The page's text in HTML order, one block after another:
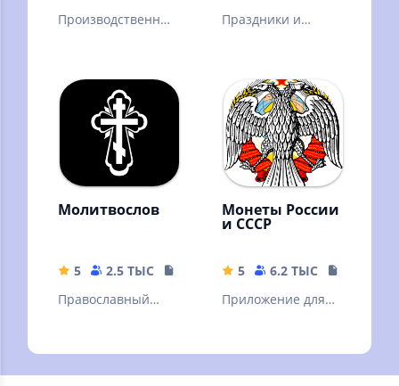
Производственны
рождений
Праздники и
России. Дни
рождения
контактов.
Именины.
Молитвослов
5 2.5 ТЫС
441.95 MB
Православный
Монеты России
и СССР
5 6.2 ТЫС
Приложение для
интересующихся.